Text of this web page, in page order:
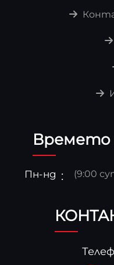
Времето
Пн-нд (9:00